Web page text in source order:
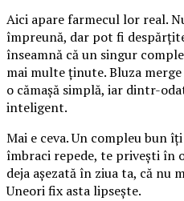
Aici apare farmecul lor real.
împreună, dar pot fi
înseamnă că un singur
mai multe ținute. Bluza
o cămașă simplă, iar dintr-
inteligent.
Mai e ceva. Un compleu bun
îmbraci repede, te privești în
deja așezată în ziua ta, că nu
Uneori fix asta lipsește.